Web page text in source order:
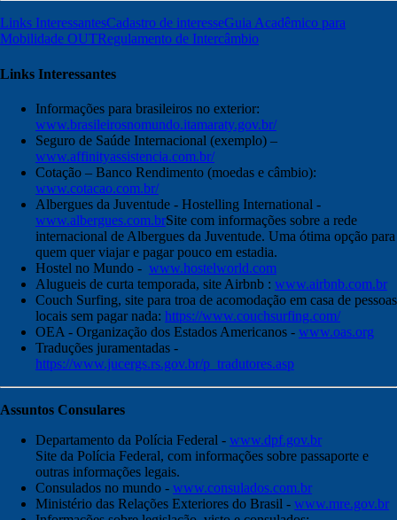
Links InteressantesCadastro de interesseGuia Acadêmico para
Mobilidade OUTRegulamento de Intercâmbio
Links Interessantes
Informações para brasileiros no exterior:
www.brasileirosnomundo.itamaraty.gov.br/
Seguro de Saúde Internacional (exemplo) –
www.affinityassistencia.com.br/
Cotação – Banco Rendimento (moedas e câmbio):
www.cotacao.com.br/
Albergues da Juventude - Hostelling International -
www.albergues.com.brSite com informações sobre a rede
internacional de Albergues da Juventude. Uma ótima opção para
quem quer viajar e pagar pouco em estadia.
Hostel no Mundo - www.hostelworld.com
Alugueis de curta temporada, site Airbnb : www.airbnb.com.br
Couch Surfing, site para troa de acomodação em casa de pessoas
locais sem pagar nada: https://www.couchsurfing.com/
OEA - Organização dos Estados Americanos - www.oas.org
Traduções juramentadas -
https://www.jucergs.rs.gov.br/p_tradutores.asp
Assuntos Consulares
Departamento da Polícia Federal - www.dpf.gov.br
Site da Polícia Federal, com informações sobre passaporte e
outras informações legais.
Consulados no mundo - www.consulados.com.br
Ministério das Relações Exteriores do Brasil - www.mre.gov.br